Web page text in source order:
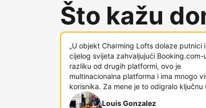
Što kažu
„U objekt Charming Lofts dolaze putnici
cijelog svijeta zahvaljujući Booking.com-
razliku od drugih platformi, ovo je
multinacionalna platforma i ima mnogo
korisnika. Za mene je to odigralo ključnu
Louis Gonzalez